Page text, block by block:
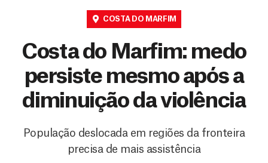
COSTA DO MARFIM
Costa do Marfim: medo
persiste mesmo após a
diminuição da violência
População deslocada em regiões da fronteira
precisa de mais assistência
r